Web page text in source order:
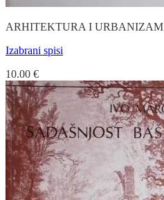
ARHITEKTURA I URBANIZAM
Izabrani spisi
10.00 €